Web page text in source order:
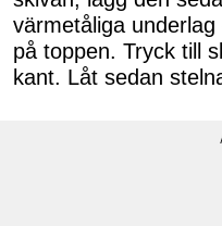
värmetåliga
på toppen. Tryck till
kant. Låt sedan